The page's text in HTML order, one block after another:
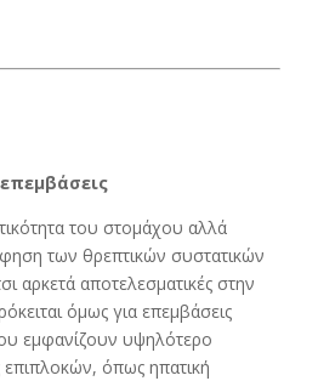
του στομάχου αλλά
των θρεπτικών συστατικών
αρκετά αποτελεσματικές στην
όμως για επεμβάσεις
εμφανίζουν υψηλότερο
όπως ηπατική